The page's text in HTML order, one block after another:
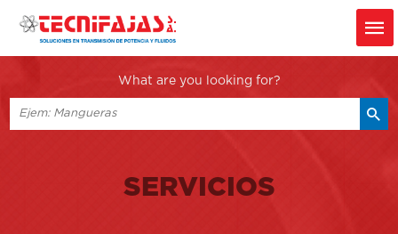
What are you looking for?
SERVICIOS